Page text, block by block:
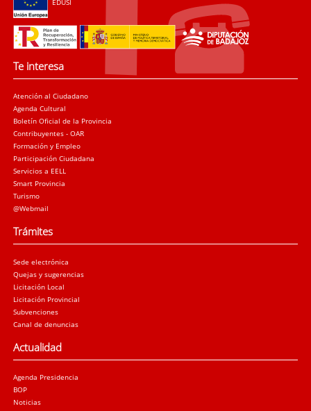
Te interesa
Atención al Ciudadano
Agenda Cultural
Boletín Oficial de la Provincia
Contribuyentes - OAR
Formación y Empleo
Participación Ciudadana
Servicios a EELL
Smart Provincia
Turismo
@Webmail
Trámites
Sede electrónica
Quejas y sugerencias
Licitación Local
Licitación Provincial
Subvenciones
Canal de denuncias
Actualidad
Agenda Presidencia
BOP
Noticias